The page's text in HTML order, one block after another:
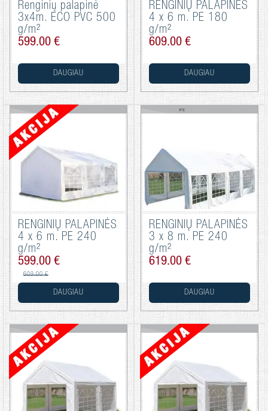
Renginių palapinė
3x4m. ECO PVC 500
g/m²
599.00 €
DAUGIAU
RENGINIŲ PALAPINĖS
4 x 6 m. PE 180
g/m²
609.00 €
DAUGIAU
RENGINIŲ PALAPINĖS
4 x 6 m. PE 240
g/m²
599.00 €
609.00 €
DAUGIAU
RENGINIŲ PALAPINĖS
3 x 8 m. PE 240
g/m²
619.00 €
DAUGIAU